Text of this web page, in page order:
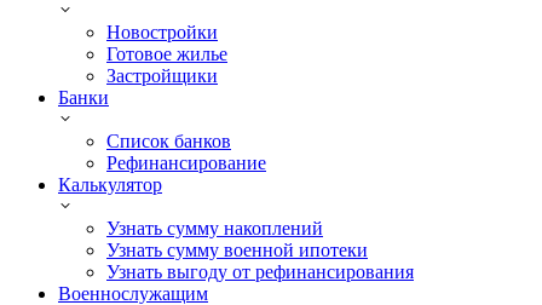
Новостройки
Готовое жилье
Застройщики
Банки
Список банков
Рефинансирование
Калькулятор
Узнать сумму накоплений
Узнать сумму военной ипотеки
Узнать выгоду от рефинансирования
Военнослужащим